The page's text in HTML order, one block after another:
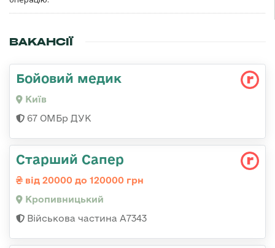
ВАКАНСІЇ
Бойовий медик
Київ
67 ОМБр ДУК
Старший Сапер
від 20000 до 120000 грн
Кропивницький
Військова частина А7343